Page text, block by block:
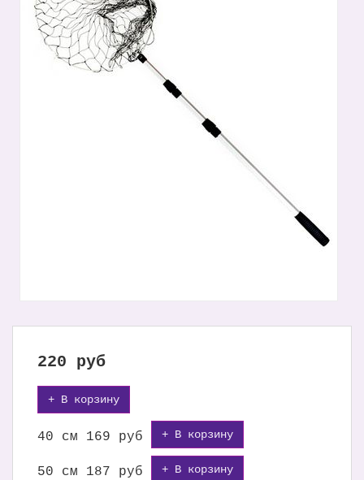
220 руб
+ В корзину
40 см 169 руб + В корзину
50 см 187 руб + В корзину